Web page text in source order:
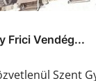
Frici Vendég...
Szent